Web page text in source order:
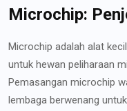
Microchip:
Microchip adalah alat
untuk hewan peliharaan
Pemasangan microchip
lembaga berwenang